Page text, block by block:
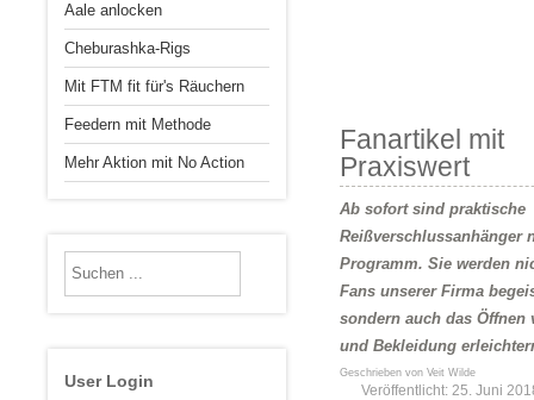
Aale anlocken
Cheburashka-Rigs
Mit FTM fit für's Räuchern
Feedern mit Methode
Mehr Aktion mit No Action
User Login
Fanartikel mit
Praxiswert
Ab sofort sind praktische
Reißverschlussanhänger
Programm. Sie werden
Fans unserer Firma
sondern auch das Öffnen
und Bekleidung
Geschrieben von Veit Wilde
Veröffentlicht: 25. Juni